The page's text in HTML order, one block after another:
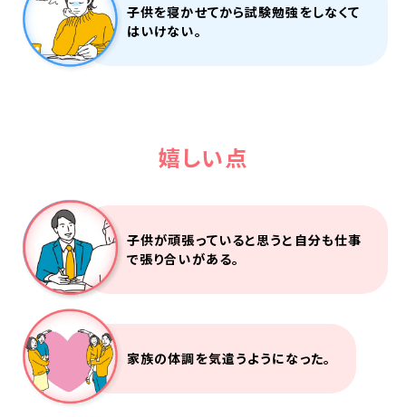
子供を寝かせてから試験勉強をしなくて
はいけない。
嬉しい点
子供が頑張っていると思うと自分も仕事
で張り合いがある。
家族の体調を気遣うようになった。